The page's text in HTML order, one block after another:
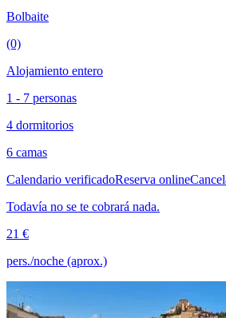
Bolbaite
(0)
Alojamiento entero
1 - 7 personas
4 dormitorios
6 camas
Calendario verificadoReserva online
Todavía no se te cobrará nada.
21 €
pers./noche (aprox.)